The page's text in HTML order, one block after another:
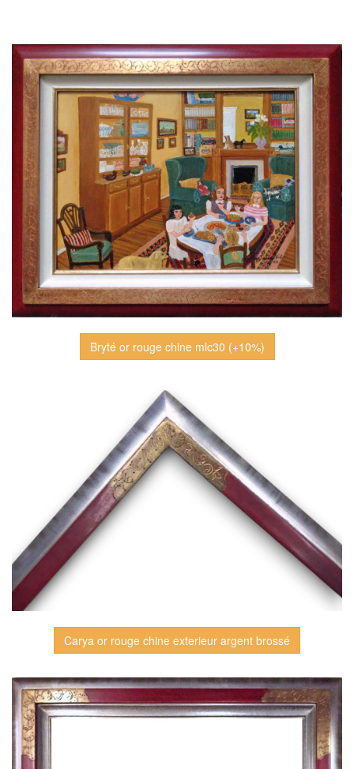
Bryté or rouge chine mlc30 (+10%)
Carya or rouge chine exterieur argent brossé